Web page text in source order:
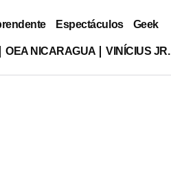
Espectáculos Geek
OEA NICARAGUA VINÍCIUS JR.